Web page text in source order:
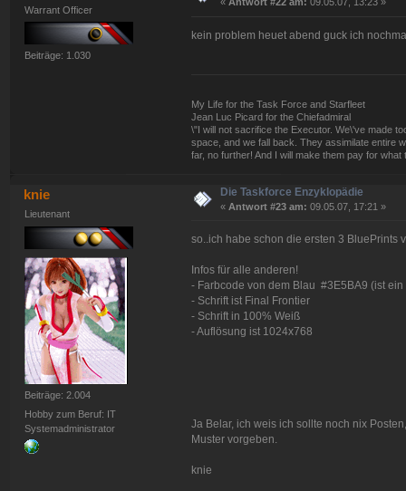
Warrant Officer
Beiträge: 1.030
kein problem heuet abend guck ich
My Life for the Task Force and Starfleet
Jean Luc Picard for the Chiefadmiral
\"I will not sacrifice the Executor. We\'ve made
space, and we fall back. They assimilate entire
far, no further! And I will make them pay for what
knie
Lieutenant
Beiträge: 2.004
Hobby zum Beruf: IT
Systemadministrator
Die Taskforce Enzyklopädie
« Antwort #23 am: 09.05.07, 17:21 »
so..ich habe schon die ersten 3 BluePrints
Infos für alle anderen!
- Farbcode von dem Blau #3E5BA9 (ist ein
- Schrift ist Final Frontier
- Schrift in 100% Weiß
- Auflösung ist 1024x768
Ja Belar, ich weis ich sollte noch nix
Muster vorgeben.
knie